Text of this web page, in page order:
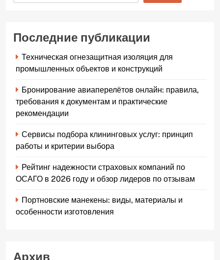
Последние публикации
Техническая огнезащитная изоляция для
промышленных объектов и конструкций
Бронирование авиаперелётов онлайн: правила,
требования к документам и практические
рекомендации
Сервисы подбора клининговых услуг: принцип
работы и критерии выбора
Рейтинг надежности страховых компаний по
ОСАГО в 2026 году и обзор лидеров по отзывам
Портновские манекены: виды, материалы и
особенности изготовления